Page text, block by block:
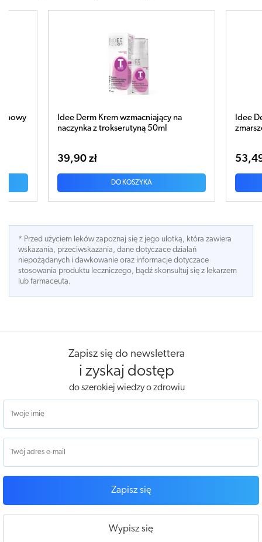
Idee Derm Krem wzmacniający na
naczynka z trokserutyną 50ml
39,90 zł
DO KOSZYKA
Idee
* Przed użyciem leków zapoznaj się z jego ulotką, która zawiera
wskazania, przeciwskazania, dane dotyczace działań
niepożądanych i dawkowanie oraz informacje dotyczace
stosowania produktu leczniczego, bądź skonsultuj się z lekarzem
lub farmaceutą.
Zapisz się do newslettera
i zyskaj dostęp
do szerokiej wiedzy o zdrowiu
Zapisz się
Wypisz się